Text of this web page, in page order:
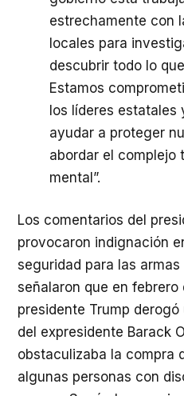
estrechamente con
locales para
descubrir todo lo
Estamos
los líderes estatales
ayudar a proteger
abordar el complejo
mental”.
Los comentarios del
provocaron indignación
seguridad para las
señalaron que en febrero
presidente Trump
del expresidente Barack
obstaculizaba la compra
algunas personas con